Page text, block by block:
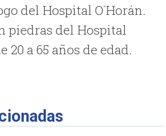
del Hospital O´Horán.
piedras del Hospital
20 a 65 años de edad.